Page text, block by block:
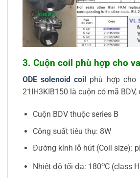
3. Cuộn coil phù hợp cho
ODE solenoid coil
phù hợp cho
21IH3KIB150 là cuộn có mã
Cuộn BDV thuộc series B
Công suất tiêu thụ: 8W
Đường kính lỗ hút (Coil size):
Nhiệt độ tối đa: 180oC (class